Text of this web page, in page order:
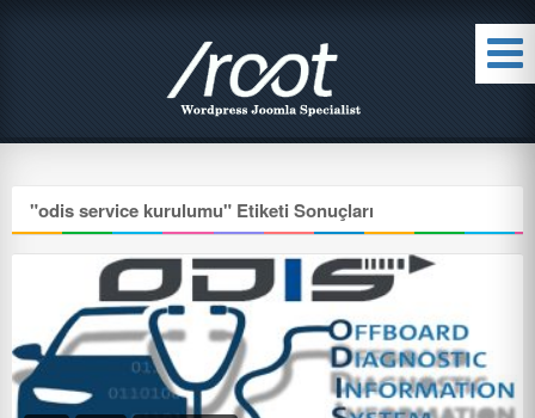
"odis service kurulumu" Etiketi Sonuçları